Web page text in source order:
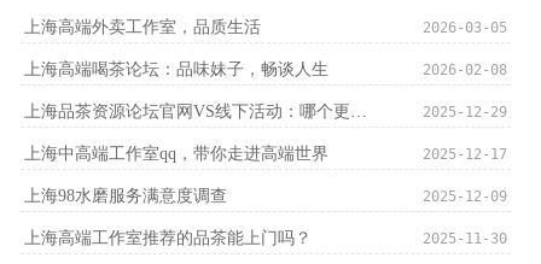
上海高端外卖工作室，品质生活 2026-03-05
上海高端喝茶论坛：品味妹子，畅谈人生 2026-02-08
上海品茶资源论坛官网VS线下活动：哪个更实用？ 2025-12-29
上海中高端工作室qq，带你走进高端世界 2025-12-17
上海98水磨服务满意度调查 2025-12-09
上海高端工作室推荐的品茶能上门吗？ 2025-11-30